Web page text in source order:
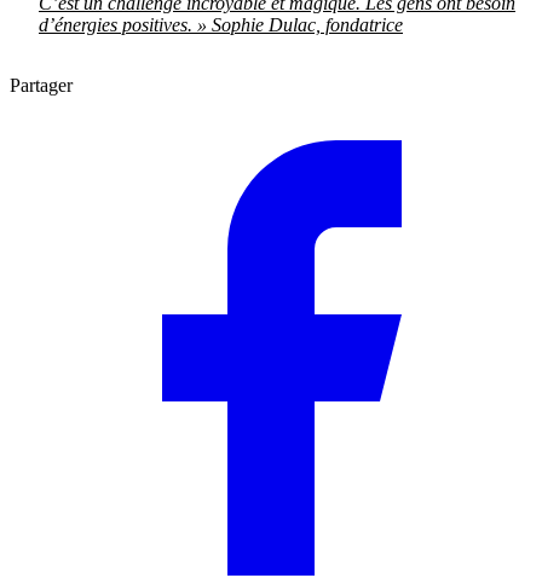
d’énergies positives. » Sophie Dulac, fondatrice
Partager